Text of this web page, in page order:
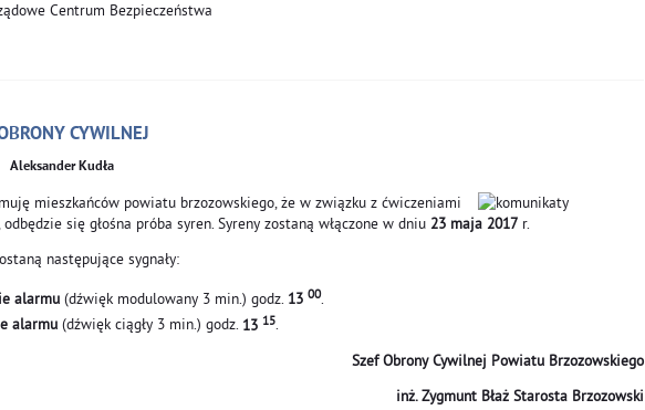
Centrum Bezpieczeństwa
CYWILNEJ
Aleksander Kudła
mieszkańców powiatu brzozowskiego, że w związku z ćwiczeniami
się głośna próba syren. Syreny zostaną włączone w dniu 23 maja 2017 r.
następujące sygnały:
alarmu (dźwięk modulowany 3 min.) godz. 13 00.
alarmu (dźwięk ciągły 3 min.) godz. 13 15.
Szef Obrony Cywilnej Powiatu Brzozowskiego
inż. Zygmunt Błaż Starosta Brzozowski